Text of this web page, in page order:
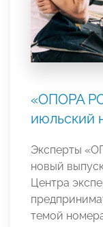
«ОПОРА
июльский
Эксперты
новый
Центра
темой